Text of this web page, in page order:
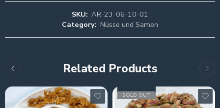
SKU: AR-23-06-10-01
Category: Nüsse und Samen
Related Products
SOLD OUT